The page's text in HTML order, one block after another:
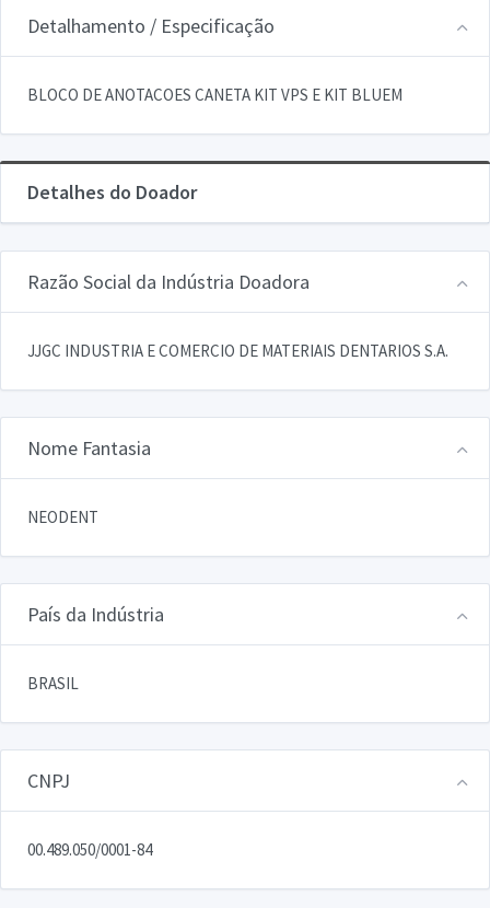
Detalhamento / Especificação
BLOCO DE ANOTACOES CANETA KIT VPS E KIT BLUEM
Detalhes do Doador
Razão Social da Indústria Doadora
JJGC INDUSTRIA E COMERCIO DE MATERIAIS DENTARIOS S.A.
Nome Fantasia
NEODENT
País da Indústria
BRASIL
CNPJ
00.489.050/0001-84